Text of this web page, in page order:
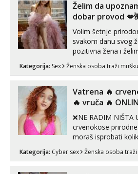
Želim da
dobar provod
Volim šetnje
svakom danu svog
pozitivna žena i
može i nešto
Kategorija: Sex Ženska osoba traži
Vatrena ‎️‍🔥
‎️‍🔥 vruča‎ ️‍🔥
❌NE RADIM NIŠTA
crvenokose
moraš isprobati
MLADA vražica koja
prorodne grudi, 💦
Kategorija: Cyber sex Ženska osoba